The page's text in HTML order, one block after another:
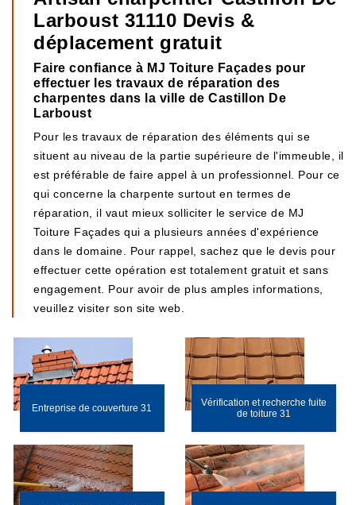
Larboust 31110 Devis &
déplacement gratuit
Faire confiance à MJ Toiture Façades pour
effectuer les travaux de réparation des
charpentes dans la ville de Castillon De
Larboust
Pour les travaux de réparation des éléments qui se
situent au niveau de la partie supérieure de l'immeuble, il
est préférable de faire appel à un professionnel. Pour ce
qui concerne la charpente surtout en termes de
réparation, il vaut mieux solliciter le service de MJ
Toiture Façades qui a plusieurs années d'expérience
dans le domaine. Pour rappel, sachez que le devis pour
effectuer cette opération est totalement gratuit et sans
engagement. Pour avoir de plus amples informations,
veuillez visiter son site web.
Entreprise de couverture 31
Vérification et recherche fuite
de toiture 31